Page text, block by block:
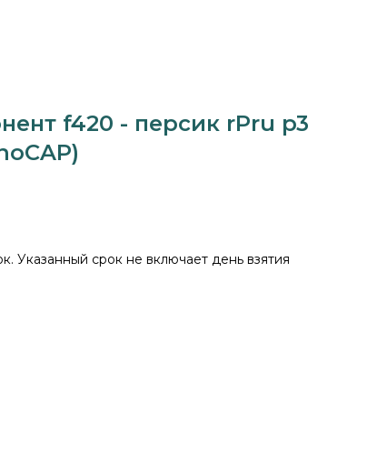
f420 - персик rPru p3
Указанный срок не включает день взятия